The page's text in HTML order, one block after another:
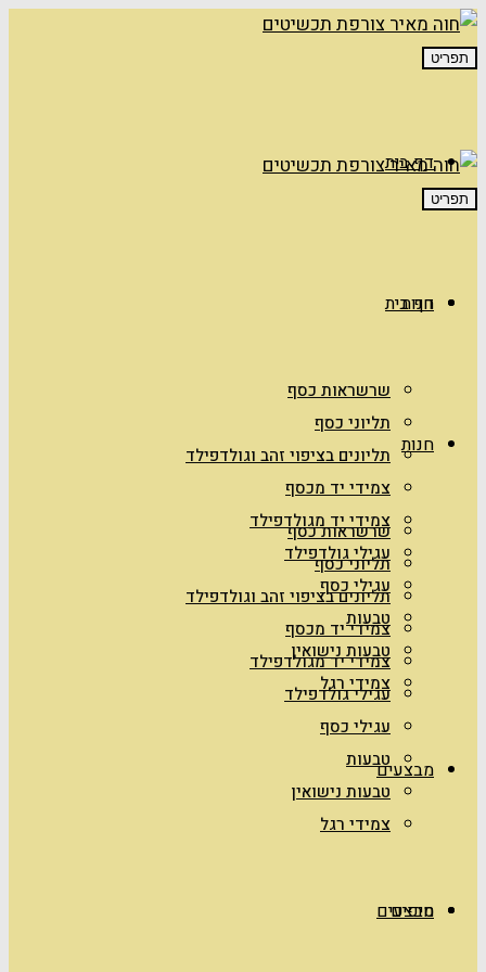
תפריט
דף בית
חנות
שרשראות כסף
תליוני כסף
תליונים בציפוי זהב וגולדפילד
צמידי יד מכסף
צמידי יד מגולדפילד
עגילי גולדפילד
עגילי כסף
טבעות
טבעות נישואין
צמידי רגל
מבצעים
טיפים
תפריט
דף בית
חנות
שרשראות כסף
תליוני כסף
תליונים בציפוי זהב וגולדפילד
צמידי יד מכסף
צמידי יד מגולדפילד
עגילי גולדפילד
עגילי כסף
טבעות
טבעות נישואין
צמידי רגל
מבצעים